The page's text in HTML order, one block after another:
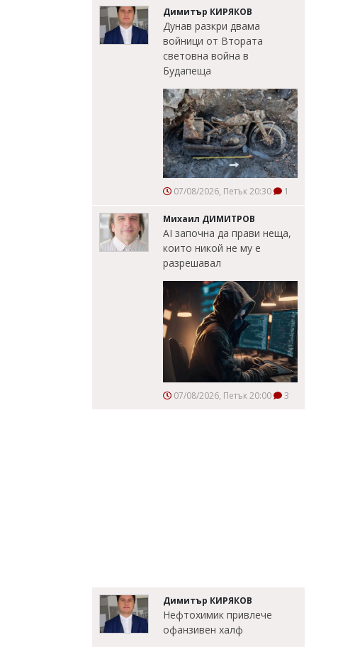
Димитър КИРЯКОВ
Дунав разкри двама
войници от Втората
световна война в
Будапеща
07/08/2026, Петък 20:30 1
Михаил ДИМИТРОВ
AI започна да прави неща,
които никой не му е
разрешавал
07/08/2026, Петък 20:00 3
Димитър КИРЯКОВ
Нефтохимик привлече
офанзивен халф